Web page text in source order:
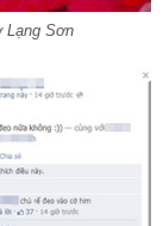
Lạng Sơn